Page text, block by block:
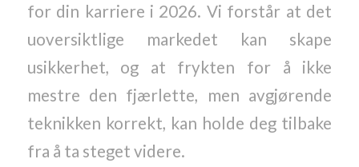
for din karriere i 2026. Vi forstår at det
uoversiktlige markedet kan skape
usikkerhet, og at frykten for å ikke
mestre den fjærlette, men avgjørende
teknikken korrekt, kan holde deg tilbake
fra å ta steget videre.